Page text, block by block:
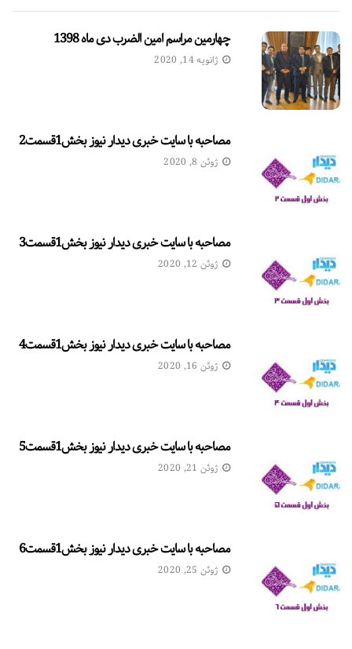
چهارمین مراسم امین الضرب دی ماه 1398
ژانویه 14, 2020
مصاحبه با سایت خبری دیدار نیوز بخش1قسمت2
ژوئن 8, 2020
مصاحبه با سایت خبری دیدار نیوز بخش1قسمت3
ژوئن 12, 2020
مصاحبه با سایت خبری دیدار نیوز بخش1قسمت4
ژوئن 16, 2020
مصاحبه با سایت خبری دیدار نیوز بخش1قسمت5
ژوئن 21, 2020
مصاحبه با سایت خبری دیدار نیوز بخش1قسمت6
ژوئن 25, 2020